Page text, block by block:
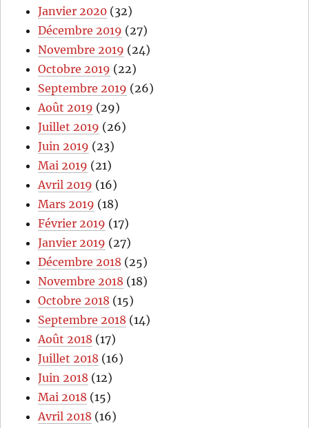
Janvier 2020 (32)
Décembre 2019 (27)
Novembre 2019 (24)
Octobre 2019 (22)
Septembre 2019 (26)
Août 2019 (29)
Juillet 2019 (26)
Juin 2019 (23)
Mai 2019 (21)
Avril 2019 (16)
Mars 2019 (18)
Février 2019 (17)
Janvier 2019 (27)
Décembre 2018 (25)
Novembre 2018 (18)
Octobre 2018 (15)
Septembre 2018 (14)
Août 2018 (17)
Juillet 2018 (16)
Juin 2018 (12)
Mai 2018 (15)
Avril 2018 (16)